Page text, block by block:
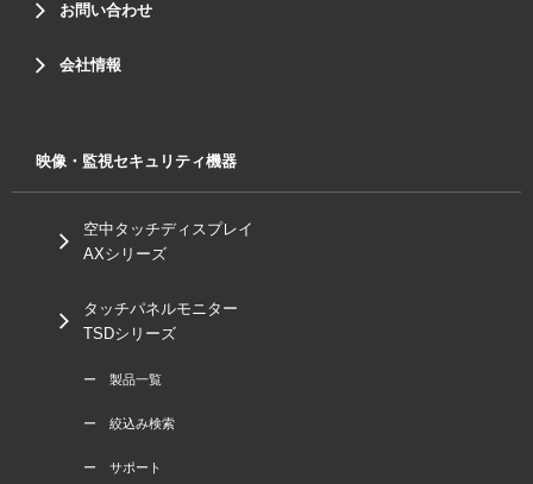
お問い合わせ
会社情報
映像・監視セキュリティ機器
空中タッチディスプレイ
AXシリーズ
タッチパネルモニター
TSDシリーズ
ー 製品一覧
ー 絞込み検索
ー サポート